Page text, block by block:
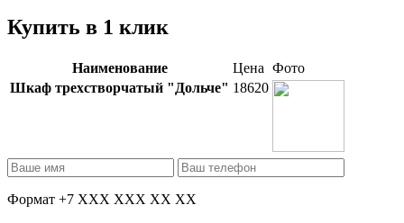
Купить в 1 клик
Наименование Цена Фото
Шкаф трехстворчатый "Дольче" 18620
Формат +7 XXX XXX XX XX